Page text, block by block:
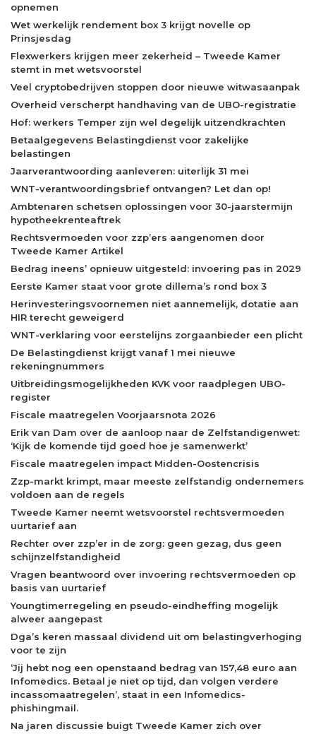
opnemen
Wet werkelijk rendement box 3 krijgt novelle op
Prinsjesdag
Flexwerkers krijgen meer zekerheid – Tweede Kamer
stemt in met wetsvoorstel
Veel cryptobedrijven stoppen door nieuwe witwasaanpak
Overheid verscherpt handhaving van de UBO-registratie
Hof: werkers Temper zijn wel degelijk uitzendkrachten
Betaalgegevens Belastingdienst voor zakelijke
belastingen
Jaarverantwoording aanleveren: uiterlijk 31 mei
WNT-verantwoordingsbrief ontvangen? Let dan op!
Ambtenaren schetsen oplossingen voor 30-jaarstermijn
hypotheekrenteaftrek
Rechtsvermoeden voor zzp’ers aangenomen door
Tweede Kamer Artikel
Bedrag ineens’ opnieuw uitgesteld: invoering pas in 2029
Eerste Kamer staat voor grote dillema’s rond box 3
Herinvesteringsvoornemen niet aannemelijk, dotatie aan
HIR terecht geweigerd
WNT-verklaring voor eerstelijns zorgaanbieder een plicht
De Belastingdienst krijgt vanaf 1 mei nieuwe
rekeningnummers
Uitbreidingsmogelijkheden KVK voor raadplegen UBO-
register
Fiscale maatregelen Voorjaarsnota 2026
Erik van Dam over de aanloop naar de Zelfstandigenwet:
‘Kijk de komende tijd goed hoe je samenwerkt’
Fiscale maatregelen impact Midden-Oostencrisis
Zzp-markt krimpt, maar meeste zelfstandig ondernemers
voldoen aan de regels
Tweede Kamer neemt wetsvoorstel rechtsvermoeden
uurtarief aan
Rechter over zzp’er in de zorg: geen gezag, dus geen
schijnzelfstandigheid
Vragen beantwoord over invoering rechtsvermoeden op
basis van uurtarief
Youngtimerregeling en pseudo-eindheffing mogelijk
alweer aangepast
Dga’s keren massaal dividend uit om belastingverhoging
voor te zijn
‘Jij hebt nog een openstaand bedrag van 157,48 euro aan
Infomedics. Betaal je niet op tijd, dan volgen verdere
incassomaatregelen’, staat in een Infomedics-
phishingmail.
Na jaren discussie buigt Tweede Kamer zich over